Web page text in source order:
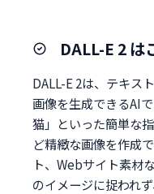
DALL-E 2 は
DALL-E 2は、テキス
画像を生成できるAI
猫」といった簡単な
ど精緻な画像を作成
ト、Webサイト素材
のイメージに捉われ